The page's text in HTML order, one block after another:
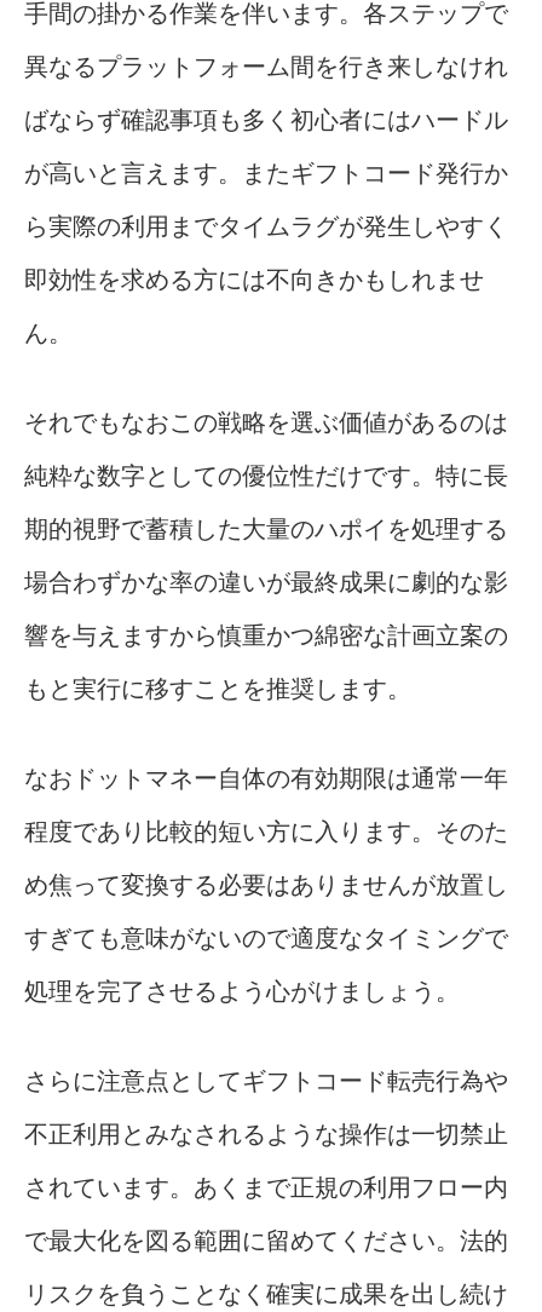
手間の掛かる作業を伴います。各ステップで
異なるプラットフォーム間を行き来しなけれ
ばならず確認事項も多く初心者にはハードル
が高いと言えます。またギフトコード発行か
ら実際の利用までタイムラグが発生しやすく
即効性を求める方には不向きかもしれませ
ん。
それでもなおこの戦略を選ぶ価値があるのは
純粋な数字としての優位性だけです。特に長
期的視野で蓄積した大量のハポイを処理する
場合わずかな率の違いが最終成果に劇的な影
響を与えますから慎重かつ綿密な計画立案の
もと実行に移すことを推奨します。
なおドットマネー自体の有効期限は通常一年
程度であり比較的短い方に入ります。そのた
め焦って変換する必要はありませんが放置し
すぎても意味がないので適度なタイミングで
処理を完了させるよう心がけましょう。
さらに注意点としてギフトコード転売行為や
不正利用とみなされるような操作は一切禁止
されています。あくまで正規の利用フロー内
で最大化を図る範囲に留めてください。法的
リスクを負うことなく確実に成果を出し続け